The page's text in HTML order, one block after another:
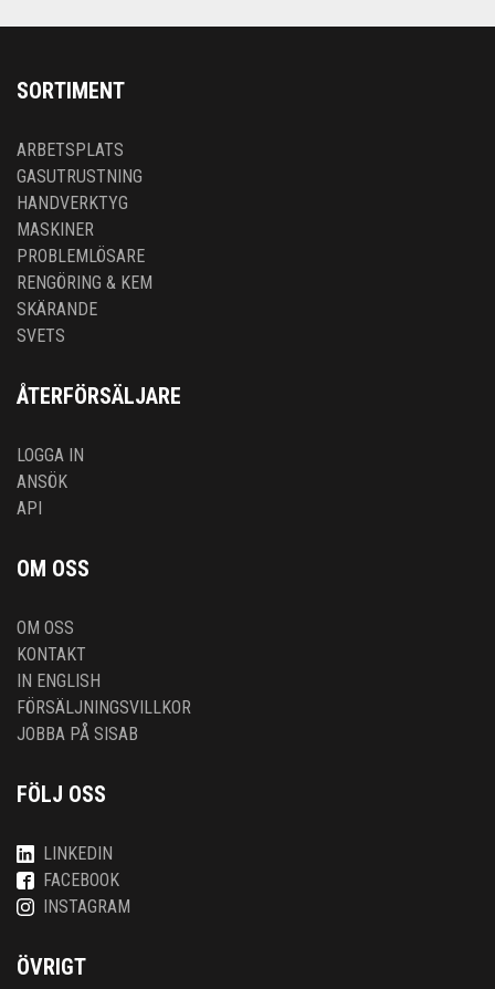
SORTIMENT
ARBETSPLATS
GASUTRUSTNING
HANDVERKTYG
MASKINER
PROBLEMLÖSARE
RENGÖRING & KEM
SKÄRANDE
SVETS
ÅTERFÖRSÄLJARE
LOGGA IN
ANSÖK
API
OM OSS
OM OSS
KONTAKT
IN ENGLISH
FÖRSÄLJNINGSVILLKOR
JOBBA PÅ SISAB
FÖLJ OSS
LINKEDIN
FACEBOOK
INSTAGRAM
ÖVRIGT